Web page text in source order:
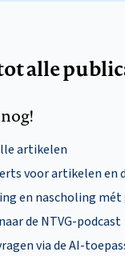
alle
artikelen
voor artikelen en
en nascholing
de NTVG-podcast
via de AI-